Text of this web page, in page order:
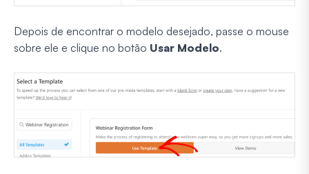
Depois de encontrar o modelo desejado, passe o mouse
sobre ele e clique no botão Usar Modelo.